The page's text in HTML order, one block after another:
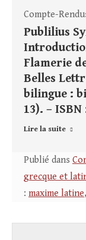
Compte-
Publilius
Flamerie
Belles
bilingue :
13). – ISBN
Lire la suite
Publié dans
grecque et
: maxime latine,